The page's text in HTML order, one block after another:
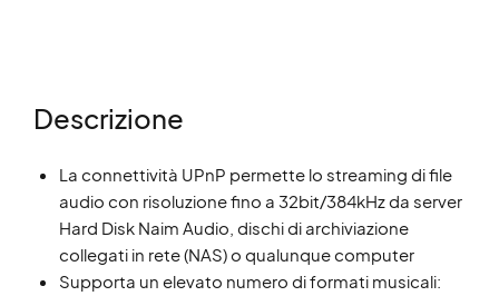
Descrizione
La connettività UPnP permette lo streaming di file
audio con risoluzione fino a 32bit/384kHz da server
Hard Disk Naim Audio, dischi di archiviazione
collegati in rete (NAS) o qualunque computer
Supporta un elevato numero di formati musicali: